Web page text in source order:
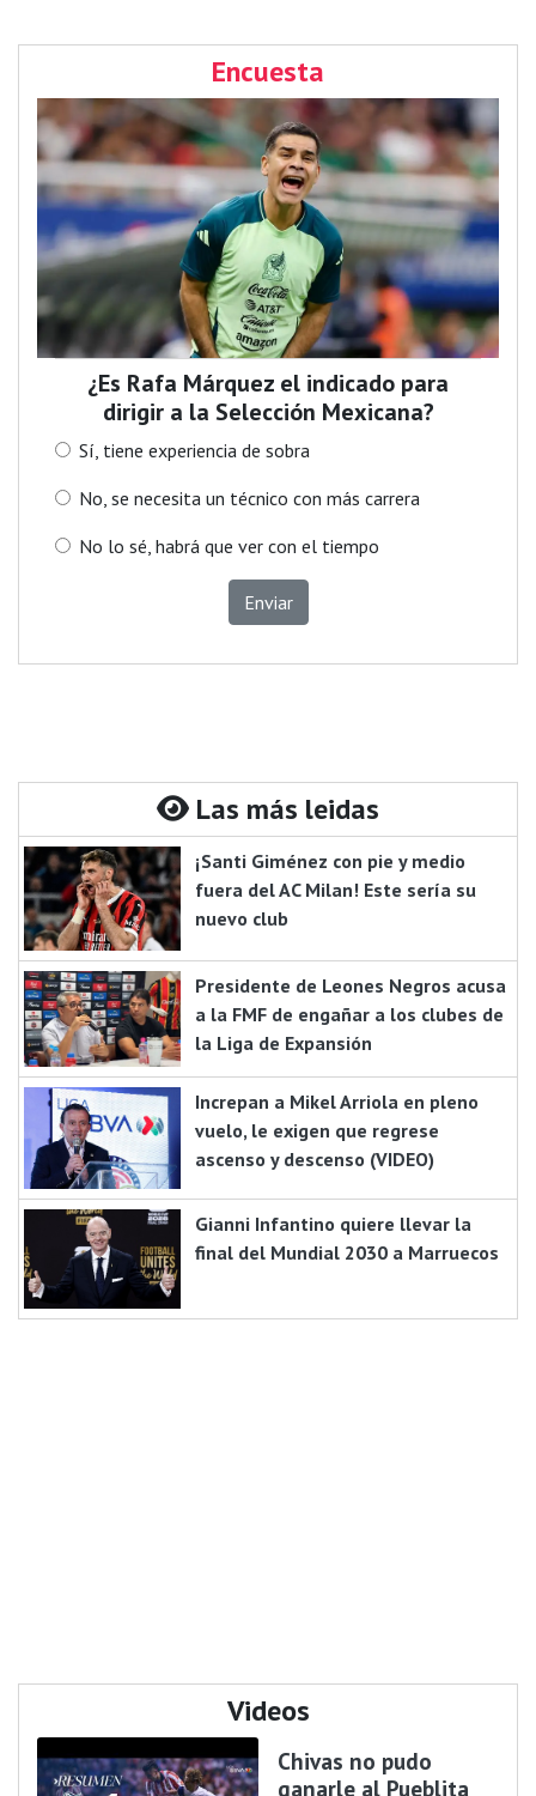
Encuesta
¿Es Rafa Márquez el indicado para
dirigir a la Selección Mexicana?
Sí, tiene experiencia de sobra
No, se necesita un técnico con más carrera
No lo sé, habrá que ver con el tiempo
Enviar
Las más leidas
¡Santi Giménez con pie y medio
fuera del AC Milan! Este sería su
nuevo club
Presidente de Leones Negros acusa
a la FMF de engañar a los clubes de
la Liga de Expansión
Increpan a Mikel Arriola en pleno
vuelo, le exigen que regrese
ascenso y descenso (VIDEO)
Gianni Infantino quiere llevar la
final del Mundial 2030 a Marruecos
Videos
Chivas no pudo
ganarle al Pueblita